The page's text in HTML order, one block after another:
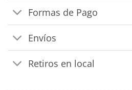
Formas de Pago
Envíos
Retiros en local